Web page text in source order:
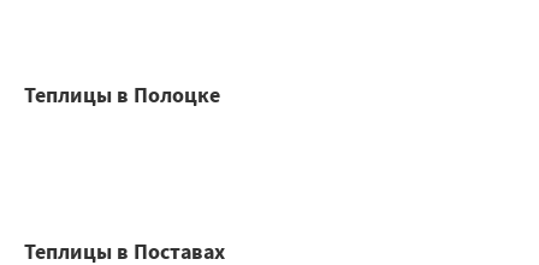
Теплицы в Полоцке
Теплицы в Поставах